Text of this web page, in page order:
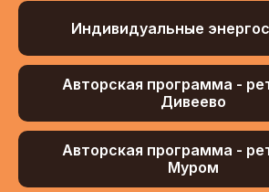
Индивидуальные
Авторская программа -
Дивеево
Авторская программа -
Муром